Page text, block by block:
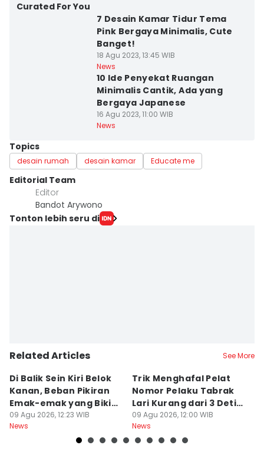
Curated For You
7 Desain Kamar Tidur Tema
Pink Bergaya Minimalis, Cute
Banget!
18 Agu 2023, 13:45 WIB
News
10 Ide Penyekat Ruangan
Minimalis Cantik, Ada yang
Bergaya Japanese
16 Agu 2023, 11:00 WIB
News
Topics
desain rumah desain kamar Educate me
Editorial Team
Editor
Bandot Arywono
Tonton lebih seru di
Related Articles See More
Di Balik Sein Kiri Belok
Kanan, Beban Pikiran
Emak-emak yang Bikin
Gagal fokus di Jalan
09 Agu 2026, 12:23 WIB
News
Trik Menghafal Pelat
Nomor Pelaku Tabrak
Lari Kurang dari 3 Detik
di Tengah Kepanikan
09 Agu 2026, 12:00 WIB
News